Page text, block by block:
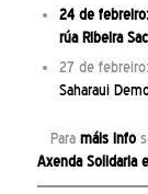
24 de
rúa Ribeira
27 de febreiro:
Saharaui
Para máis info
Axenda Solidariae